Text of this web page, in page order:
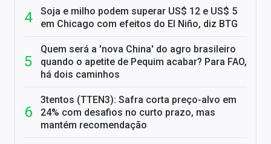
Soja e milho podem superar US$ 12 e US$ 5
em Chicago com efeitos do El Niño, diz BTG
Quem será a 'nova China' do agro brasileiro
quando o apetite de Pequim acabar? Para FAO,
há dois caminhos
3tentos (TTEN3): Safra corta preço-alvo em
24% com desafios no curto prazo, mas
mantém recomendação